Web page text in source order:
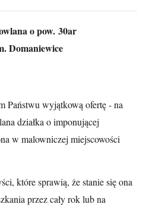
o pow. 30ar
Domaniewice
Państwu wyjątkową ofertę - na
działka o imponującej
w malowniczej miejscowości
które sprawią, że stanie się ona
przez cały rok lub na